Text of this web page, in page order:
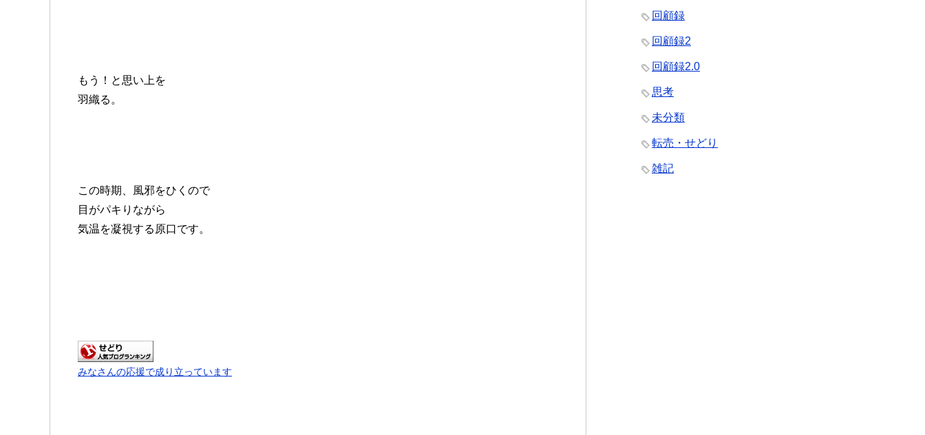
もう！と思い上を
羽織る。
この時期、風邪をひくので
目がパキりながら
気温を凝視する原口です。
みなさんの応援で成り立っています
回顧録
回顧録2
回顧録2.0
思考
未分類
転売・せどり
雑記